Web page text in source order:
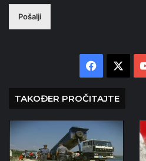
Pošalji
Facebook
TAKOĐER PROČITAJTE